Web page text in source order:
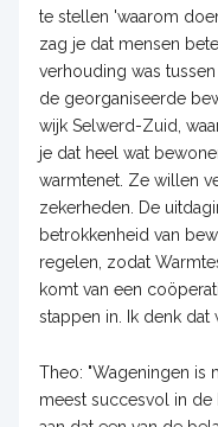
te stellen 'waarom
zag je dat mensen
verhouding was
de georganiseerde
wijk Selwerd-Zuid,
je dat heel wat
warmtenet. Ze willen
zekerheden. De
betrokkenheid van
regelen, zodat
komt van een
stappen in. Ik denk dat
Theo: "Wageningen is
meest succesvol in